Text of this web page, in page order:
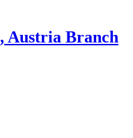
Austria Branch